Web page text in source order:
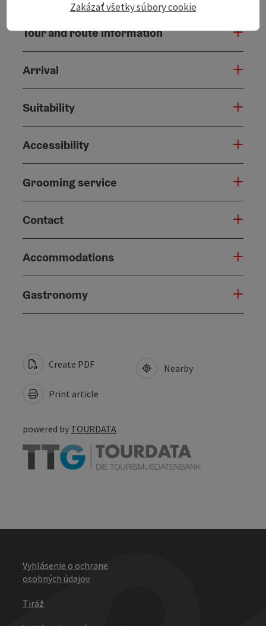
Tour and route information
Arrival
Suitability
Accessibility
Grooming service
Contact
Accommodations
Gastronomy
Create PDF
Print article
Nearby
powered by TOURDATA
Vyhlásenie o ochrane
osobných údajov
Tiráž
Zakázať všetky súbory cookie